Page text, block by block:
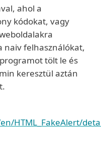
ahol a
kódokat, vagy
naiv felhasználókat,
tölt le és
keresztül aztán
HTML_FakeAlert/